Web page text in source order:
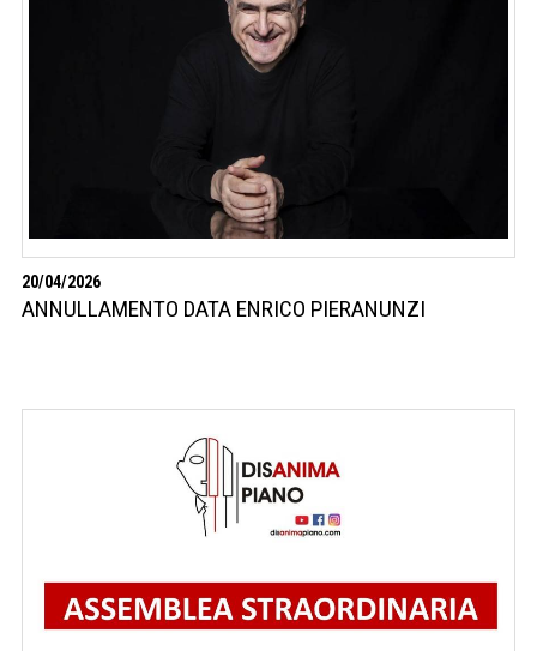
20/04/2026
ANNULLAMENTO DATA ENRICO PIERANUNZI